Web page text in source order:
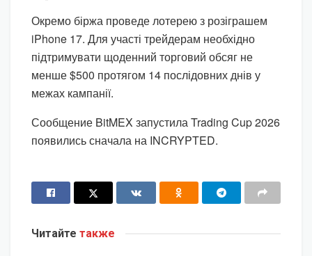
Окремо біржа проведе лотерею з розіграшем
iPhone 17. Для участі трейдерам необхідно
підтримувати щоденний торговий обсяг не
менше $500 протягом 14 послідовних днів у
межах кампанії.
Сообщение BitMEX запустила Trading Cup 2026
появились сначала на INCRYPTED.
Читайте также